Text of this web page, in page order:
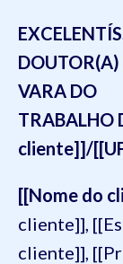
VARA DO
TRABALHO
cliente]]/
[[Nome do
cliente]],
cliente]],